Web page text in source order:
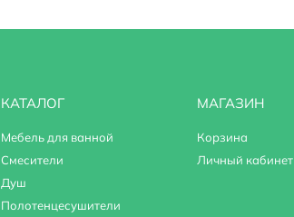
КАТАЛОГ
Мебель для ванной
Смесители
Душ
Полотенцесушители
МАГАЗИН
Корзина
Личный кабинет